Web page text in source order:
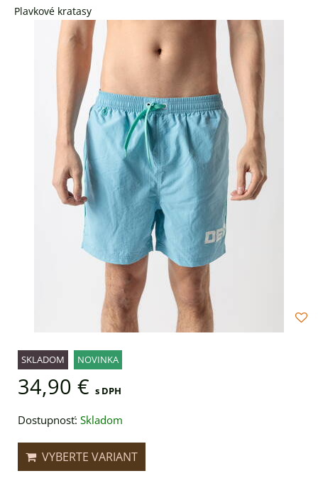
Plavkové kratasy
SKLADOM NOVINKA
34,90 € s DPH
Dostupnosť: Skladom
VYBERTE VARIANT